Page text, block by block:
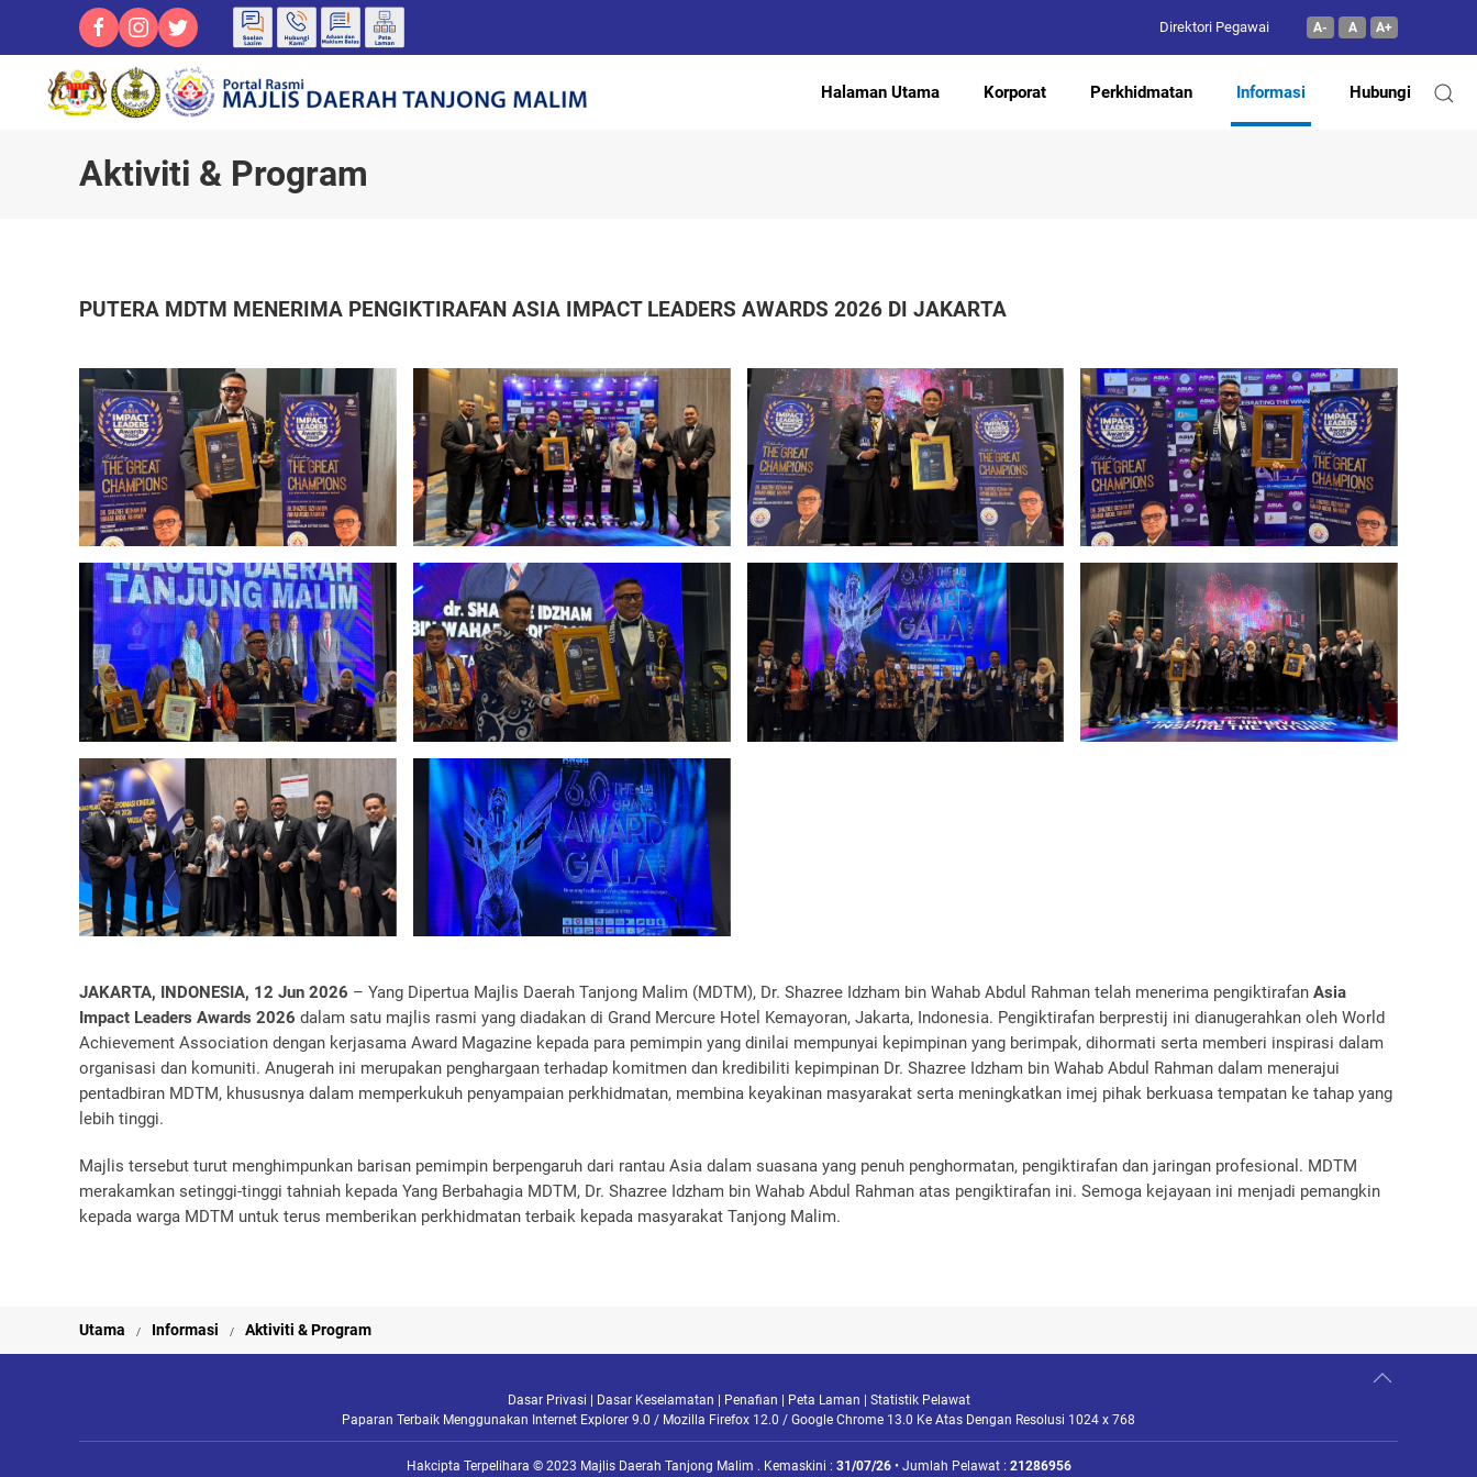
Direktori Pegawai A- A A+
Halaman Utama Korporat Perkhidmatan Informasi Hubungi
Aktiviti & Program
PUTERA MDTM MENERIMA PENGIKTIRAFAN ASIA IMPACT LEADERS AWARDS 2026 DI JAKARTA
JAKARTA, INDONESIA, 12 Jun 2026 – Yang Dipertua Majlis Daerah Tanjong Malim (MDTM), Dr. Shazree Idzham bin Wahab Abdul Rahman telah menerima pengiktirafan Asia
Impact Leaders Awards 2026 dalam satu majlis rasmi yang diadakan di Grand Mercure Hotel Kemayoran, Jakarta, Indonesia. Pengiktirafan berprestij ini dianugerahkan oleh World
Achievement Association dengan kerjasama Award Magazine kepada para pemimpin yang dinilai mempunyai kepimpinan yang berimpak, dihormati serta memberi inspirasi dalam
organisasi dan komuniti. Anugerah ini merupakan penghargaan terhadap komitmen dan kredibiliti kepimpinan Dr. Shazree Idzham bin Wahab Abdul Rahman dalam menerajui
pentadbiran MDTM, khususnya dalam memperkukuh penyampaian perkhidmatan, membina keyakinan masyarakat serta meningkatkan imej pihak berkuasa tempatan ke tahap yang
lebih tinggi.
Majlis tersebut turut menghimpunkan barisan pemimpin berpengaruh dari rantau Asia dalam suasana yang penuh penghormatan, pengiktirafan dan jaringan profesional. MDTM
merakamkan setinggi-tinggi tahniah kepada Yang Berbahagia MDTM, Dr. Shazree Idzham bin Wahab Abdul Rahman atas pengiktirafan ini. Semoga kejayaan ini menjadi pemangkin
kepada warga MDTM untuk terus memberikan perkhidmatan terbaik kepada masyarakat Tanjong Malim.
Utama Informasi Aktiviti & Program
Dasar Privasi Dasar Keselamatan Penafian Peta Laman
Statistik Pelawat
Paparan Terbaik Menggunakan Internet Explorer 9.0 / Mozilla Firefox 12.0 / Google Chrome 13.0 Ke Atas Dengan Resolusi 1024 x 768
Hakcipta Terpelihara © 2023 Majlis Daerah Tanjong Malim . Kemaskini : 31/07/26• Jumlah Pelawat : 21286956